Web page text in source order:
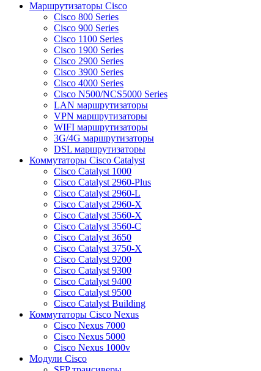
Маршрутизаторы Cisco
Cisco 800 Series
Cisco 900 Series
Cisco 1100 Series
Cisco 1900 Series
Cisco 2900 Series
Cisco 3900 Series
Cisco 4000 Series
Cisco N500/NCS5000 Series
LAN маршрутизаторы
VPN маршрутизаторы
WIFI маршрутизаторы
3G/4G маршрутизаторы
DSL маршрутизаторы
Коммутаторы Cisco Catalyst
Cisco Catalyst 1000
Cisco Catalyst 2960-Plus
Cisco Catalyst 2960-L
Cisco Catalyst 2960-X
Cisco Catalyst 3560-X
Cisco Catalyst 3560-C
Cisco Catalyst 3650
Cisco Catalyst 3750-X
Cisco Catalyst 9200
Cisco Catalyst 9300
Cisco Catalyst 9400
Cisco Catalyst 9500
Cisco Catalyst Building
Коммутаторы Cisco Nexus
Cisco Nexus 7000
Cisco Nexus 5000
Cisco Nexus 1000v
Модули Cisco